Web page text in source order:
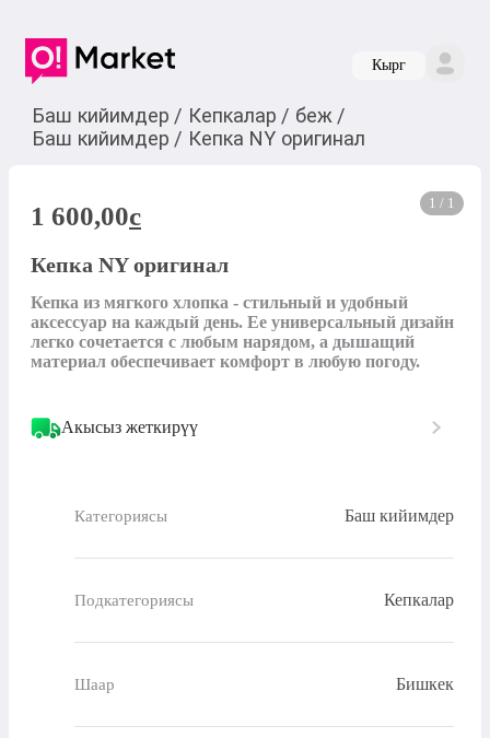
Кырг
Баш кийимдер / Кепкалар / беж /
Баш кийимдер / Кепка NY оригинал
1 / 1
1 600,00c
Кепка NY оригинал
Кепка из мягкого хлопка - стильный и удобный
аксессуар на каждый день. Ее универсальный дизайн
легко сочетается с любым нарядом, а дышащий
материал обеспечивает комфорт в любую погоду.
Акысыз жеткирүү
Категориясы Баш кийимдер
Подкатегориясы Кепкалар
Шаар Бишкек